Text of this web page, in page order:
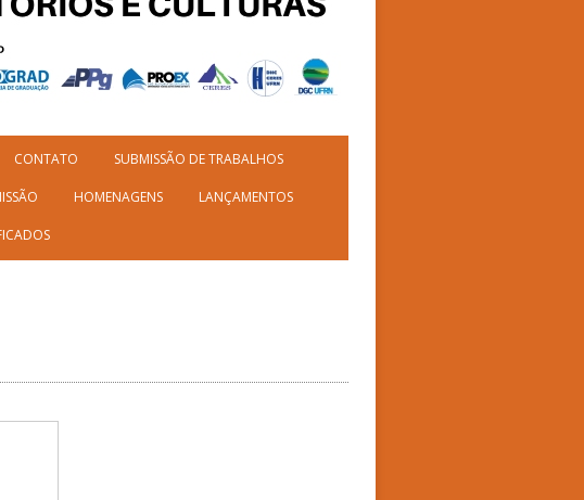
CONTATO SUBMISSÃO DE TRABALHOS
HOMENAGENS LANÇAMENTOS